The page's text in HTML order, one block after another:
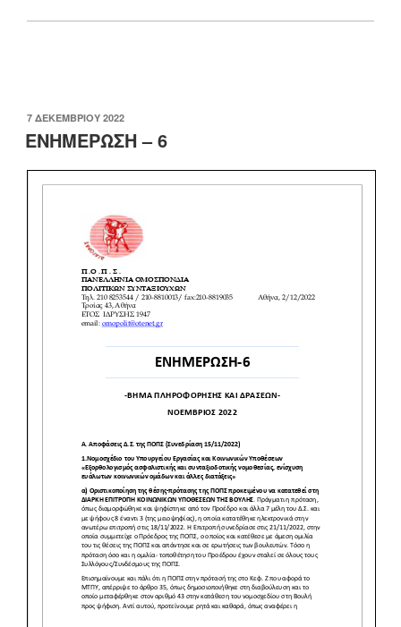
ΔΗΜΟΣΙΕΎΤΗΚΕ
ΣΤΙΣ
7 ΔΕΚΕΜΒΡΊΟΥ 2022
ΕΝΗΜΕΡΩΣΗ – 6